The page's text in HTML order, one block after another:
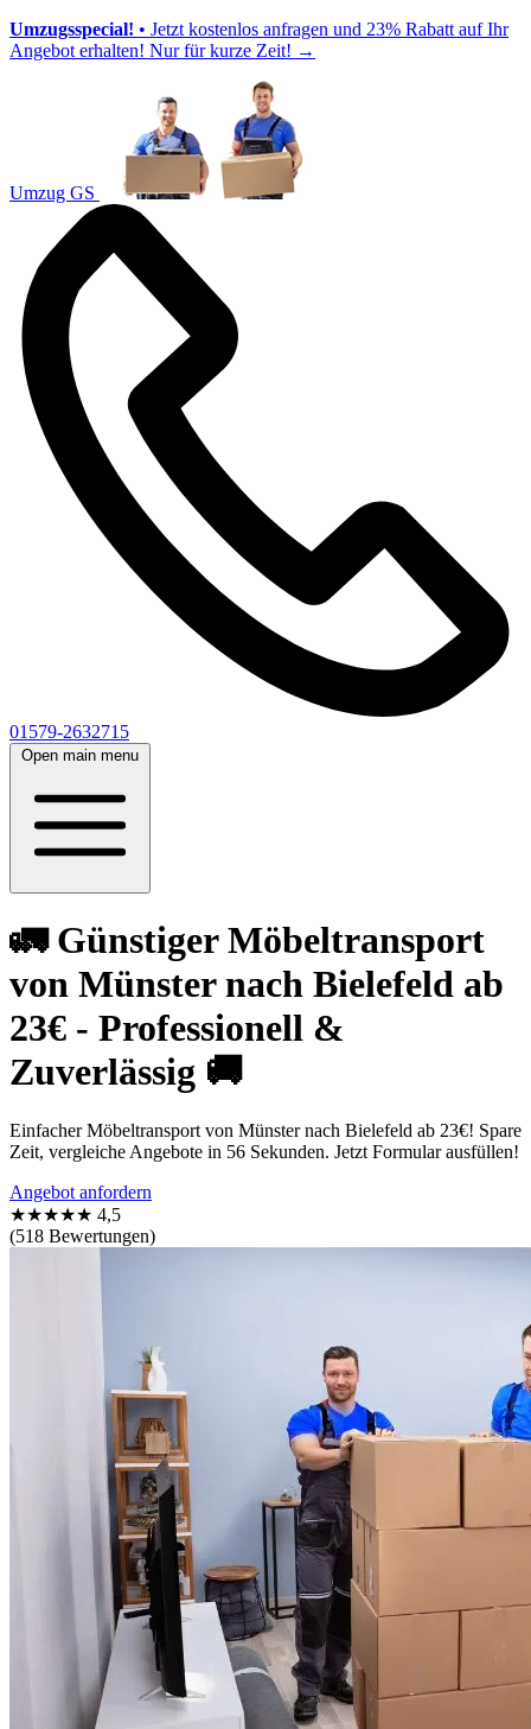
Umzugsspecial! • Jetzt kostenlos anfragen und 23% Rabatt auf Ihr
Angebot erhalten! Nur für kurze Zeit! →
Umzug GS
01579-2632715
Open main menu
🚛 Günstiger Möbeltransport
von Münster nach Bielefeld ab
23€ - Professionell &
Zuverlässig 🚚
Einfacher Möbeltransport von Münster nach Bielefeld ab 23€! Spare
Zeit, vergleiche Angebote in 56 Sekunden. Jetzt Formular ausfüllen!
Angebot anfordern
★★★★★ 4,5
(518 Bewertungen)